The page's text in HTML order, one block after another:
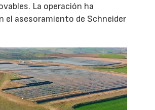
La operación ha
el asesoramiento de Schneider